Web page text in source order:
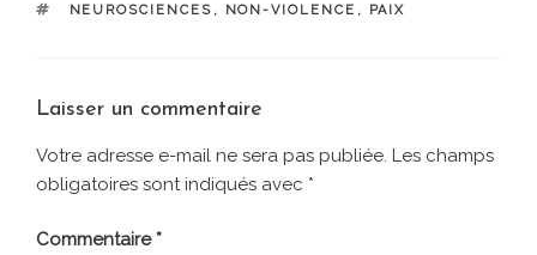
ÉTIQUETTES
NEUROSCIENCES , NON-VIOLENCE , PAIX
Laisser un commentaire
Votre adresse e-mail ne sera pas publiée. Les champs
obligatoires sont indiqués avec *
Commentaire*